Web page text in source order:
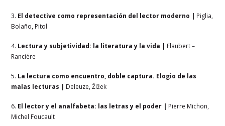
3. El detective como representación del lector moderno | Piglia,
Bolaño, Pitol
4. Lectura y subjetividad: la literatura y la vida | Flaubert –
Ranciére
5. La lectura como encuentro, doble captura. Elogio de las
malas lecturas | Deleuze, Žižek
6. El lector y el analfabeta: las letras y el poder | Pierre Michon,
Michel Foucault